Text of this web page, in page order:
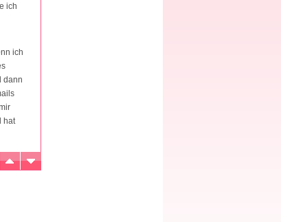
ich
ich
dann
hat